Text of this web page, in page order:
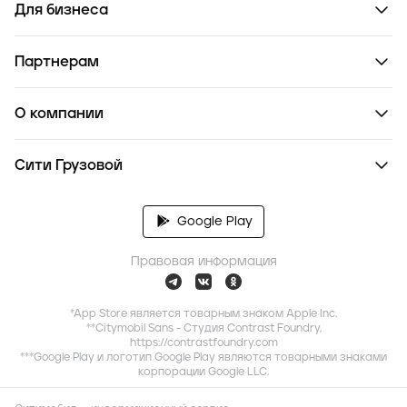
Для бизнеса
Партнерам
О компании
Сити Грузовой
Google Play
Правовая информация
*App Store является товарным знаком Apple Inc.
**Citymobil Sans - Студия Contrast Foundry,
https://contrastfoundry.com
***Google Play и логотип Google Play являются товарными знаками
корпорации Google LLC.